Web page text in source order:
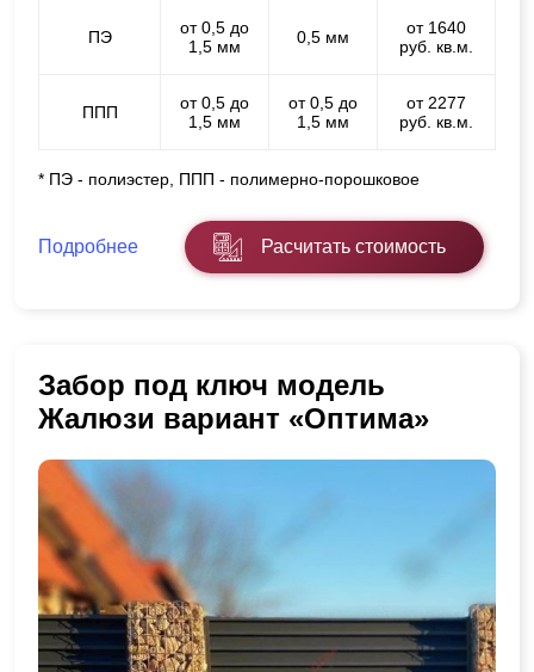
ПЭ
от 0,5 до
1,5 мм
0,5 мм
от 1640
руб. кв.м.
ППП
от 0,5 до
1,5 мм
от 0,5 до
1,5 мм
от 2277
руб. кв.м.
* ПЭ - полиэстер, ППП - полимерно-порошковое
Подробнее Расчитать стоимость
Забор под ключ модель
Жалюзи вариант «Оптима»